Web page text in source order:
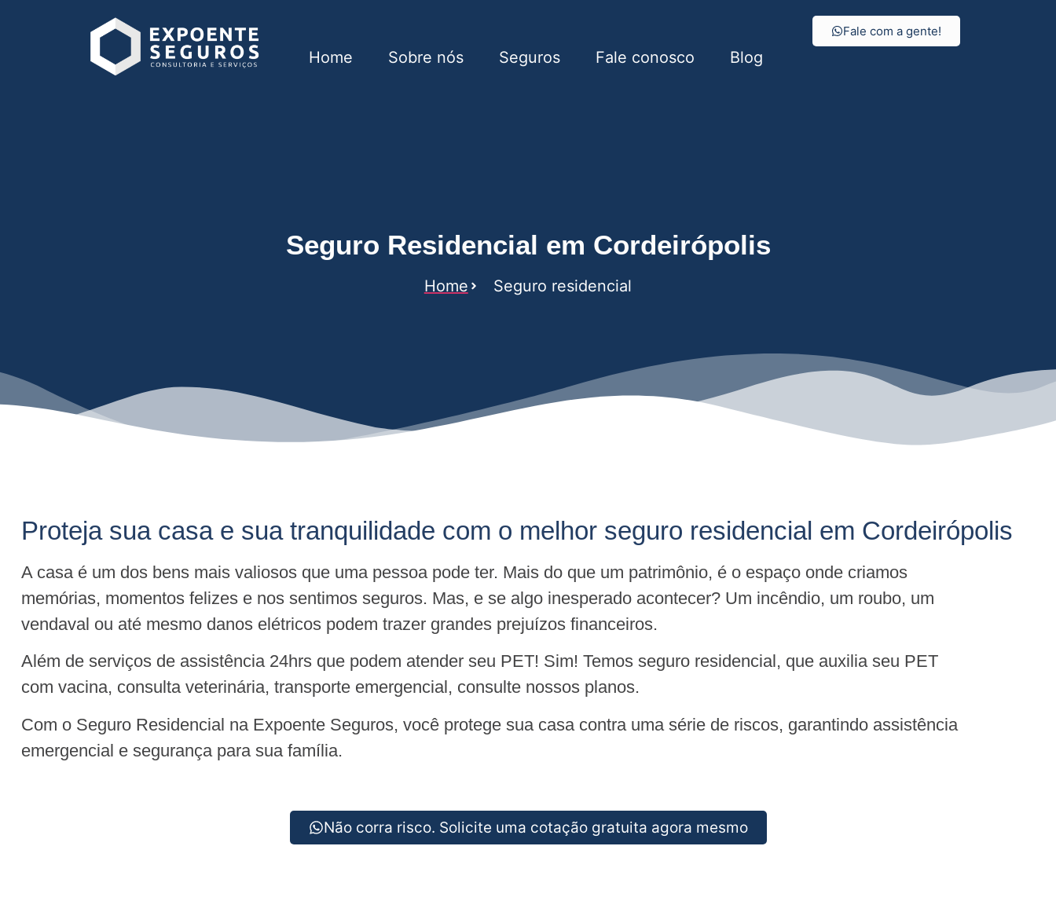
Home Sobre nós Seguros Fale conosco Blog
Fale com a gente!
Seguro Residencial em Cordeirópolis
Home Seguro residencial
Proteja sua casa e sua tranquilidade com o melhor seguro residencial em Cordeirópolis
A casa é um dos bens mais valiosos que uma pessoa pode ter. Mais do que um patrimônio, é o espaço onde criamos
memórias, momentos felizes e nos sentimos seguros. Mas, e se algo inesperado acontecer? Um incêndio, um roubo, um
vendaval ou até mesmo danos elétricos podem trazer grandes prejuízos financeiros.
Além de serviços de assistência 24hrs que podem atender seu PET! Sim! Temos seguro residencial, que auxilia seu PET
com vacina, consulta veterinária, transporte emergencial, consulte nossos planos.
Com o Seguro Residencial na Expoente Seguros, você protege sua casa contra uma série de riscos, garantindo assistência
emergencial e segurança para sua família.
Não corra risco. Solicite uma cotação gratuita agora mesmo